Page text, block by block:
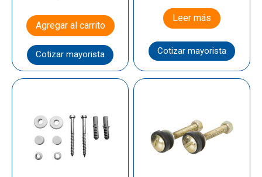
Agregar al carrito
Cotizar mayorista
Leer más
Cotizar mayorista